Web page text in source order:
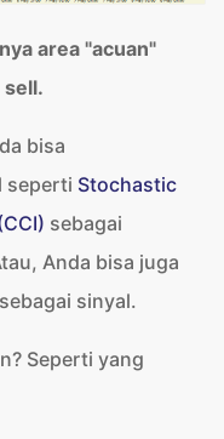
area "acuan"
sell.
bisa
seperti Stochastic
sebagai
Anda bisa juga
sebagai sinyal.
Seperti yang